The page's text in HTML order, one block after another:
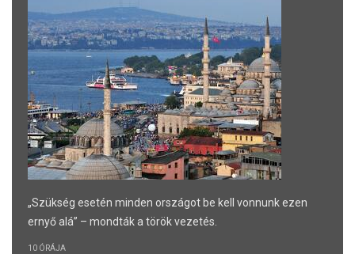
„Szükség esetén minden országot be kell vonnunk ezen
ernyő alá” – mondták a török vezetés.
10 ÓRÁJA